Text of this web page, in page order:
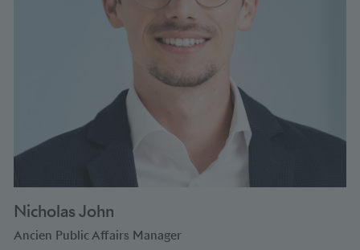
Nicholas John
Ancien Public Affairs Manager